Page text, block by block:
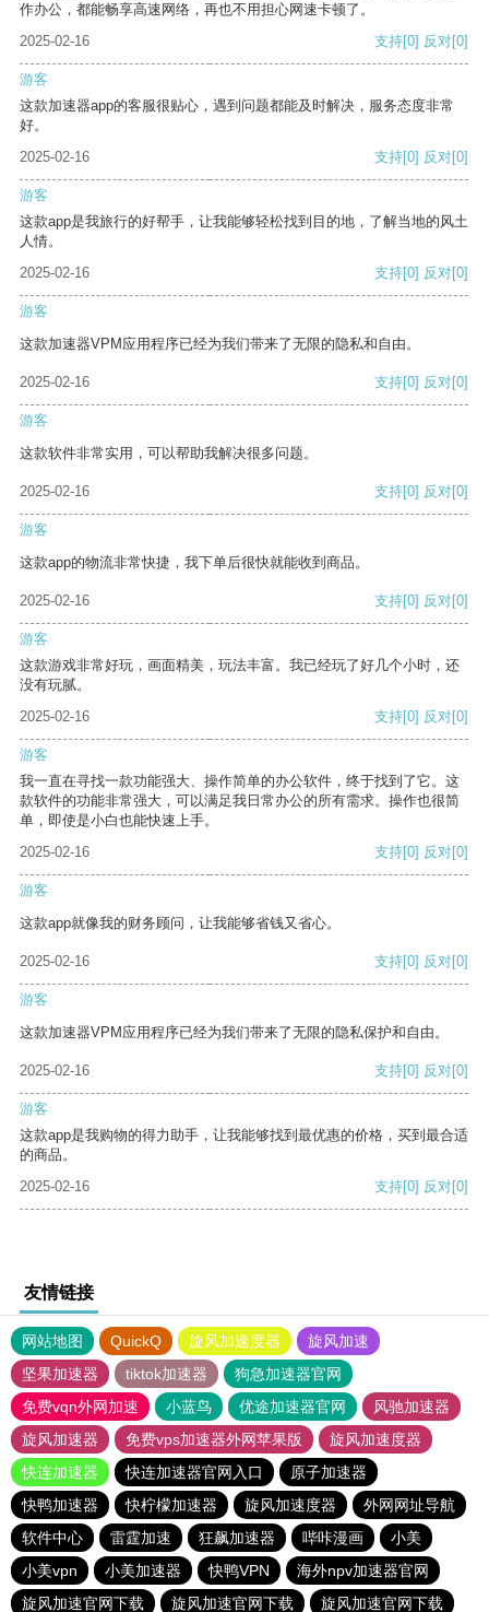
作办公，都能畅享高速网络，再也不用担心网速卡顿了。
2025-02-16
支持[0] 反对[0]
游客
这款加速器app的客服很贴心，遇到问题都能及时解决，服务态度非常
好。
2025-02-16
支持[0] 反对[0]
游客
这款app是我旅行的好帮手，让我能够轻松找到目的地，了解当地的风土
人情。
2025-02-16
支持[0] 反对[0]
游客
这款加速器VPM应用程序已经为我们带来了无限的隐私和自由。
2025-02-16 支持[0] 反对[0]
游客
这款软件非常实用，可以帮助我解决很多问题。
2025-02-16 支持[0] 反对[0]
游客
这款app的物流非常快捷，我下单后很快就能收到商品。
2025-02-16 支持[0] 反对[0]
游客
这款游戏非常好玩，画面精美，玩法丰富。我已经玩了好几个小时，还
没有玩腻。
2025-02-16
支持[0] 反对[0]
游客
我一直在寻找一款功能强大、操作简单的办公软件，终于找到了它。这
款软件的功能非常强大，可以满足我日常办公的所有需求。操作也很简
单，即使是小白也能快速上手。
2025-02-16
支持[0] 反对[0]
游客
这款app就像我的财务顾问，让我能够省钱又省心。
2025-02-16 支持[0] 反对[0]
游客
这款加速器VPM应用程序已经为我们带来了无限的隐私保护和自由。
2025-02-16 支持[0] 反对[0]
游客
这款app是我购物的得力助手，让我能够找到最优惠的价格，买到最合适
的商品。
2025-02-16
支持[0] 反对[0]
友情链接
网站地图 QuickQ 旋风加速度器
旋风加速
坚果加速器
tiktok加速器
狗急加速器官网
免费vqn外网加速
小蓝鸟 优途加速器官网
风驰加速器
旋风加速器
免费vps加速器外网苹果版
旋风加速度器
快连加速器
快连加速器官网入口
原子加速器
快鸭加速器
快柠檬加速器 旋风加速度器
外网网址导航
软件中心
雷霆加速 狂飙加速器 哔咔漫画
小美
小美vpn
小美加速器 快鸭VPN
海外npv加速器官网
旋风加速官网下载
旋风加速官网下载 旋风加速官网下载